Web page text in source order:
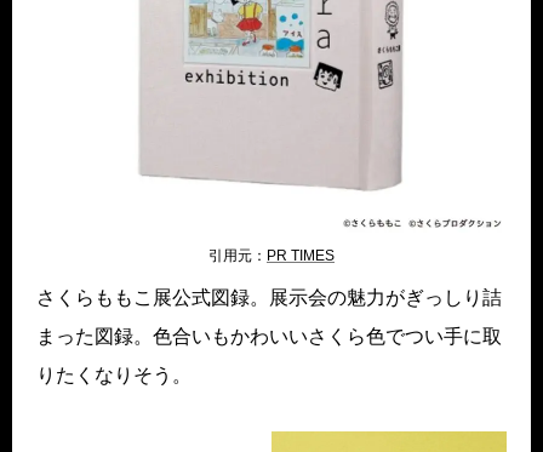
引用元： PR TIMES
さくらももこ展公式図録。展示会の魅力がぎっしり詰
まった図録。色合いもかわいいさくら色でつい手に取
りたくなりそう。